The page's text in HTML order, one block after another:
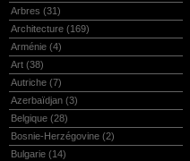
Arbres (31)
Architecture (169)
Arménie (4)
Art (38)
Autriche (7)
Azerbaïdjan (3)
Belgique (28)
Bosnie-Herzégovine (2)
Bulgarie (14)